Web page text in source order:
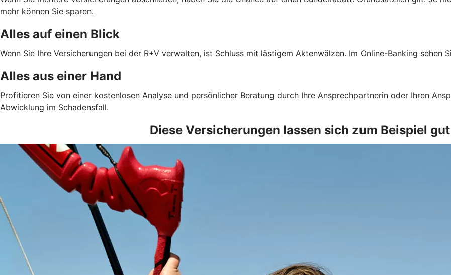
mehr können Sie sparen.
Alles auf einen Blick
Wenn Sie Ihre Versicherungen bei der R+V verwalten, ist Schluss mit lästigem Aktenwälzen. Im Online-Banking sehen
Alles aus einer Hand
Profitieren Sie von einer kostenlosen Analyse und persönlicher Beratung durch Ihre Ansprechpartnerin oder Ihren
Abwicklung im Schadensfall.
Diese Versicherungen lassen sich zum Beispiel